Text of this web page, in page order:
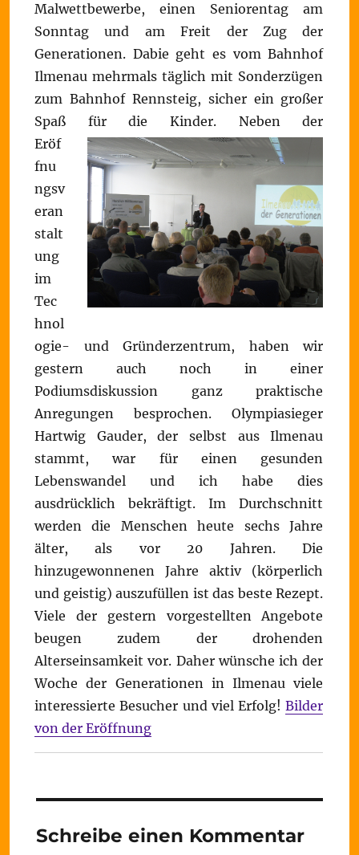
Malwettbewerbe, einen Seniorentag am
Sonntag und am Freit der Zug der
Generationen. Dabie geht es vom Bahnhof
Ilmenau mehrmals täglich mit Sonderzügen
zum Bahnhof Rennsteig, sicher ein großer
Spaß für die Kinder. Neben der
Eröf
fnu
ngsv
eran
stalt
ung
im
Tec
hnol
ogie- und Gründerzentrum, haben wir
gestern auch noch in einer
Podiumsdiskussion ganz praktische
Anregungen besprochen. Olympiasieger
Hartwig Gauder, der selbst aus Ilmenau
stammt, war für einen gesunden
Lebenswandel und ich habe dies
ausdrücklich bekräftigt. Im Durchschnitt
werden die Menschen heute sechs Jahre
älter, als vor 20 Jahren. Die
hinzugewonnenen Jahre aktiv (körperlich
und geistig) auszufüllen ist das beste Rezept.
Viele der gestern vorgestellten Angebote
beugen zudem der drohenden
Alterseinsamkeit vor. Daher wünsche ich der
Woche der Generationen in Ilmenau viele
interessierte Besucher und viel Erfolg!Bilder
von der Eröffnung
Schreibe einen Kommentar